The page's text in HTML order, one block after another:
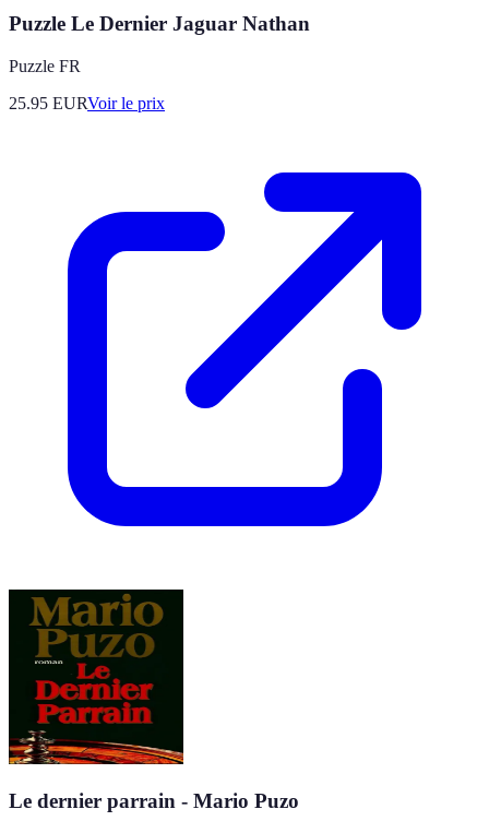
Puzzle Le Dernier Jaguar Nathan
Puzzle FR
25.95 EURVoir le prix
Le dernier parrain - Mario Puzo